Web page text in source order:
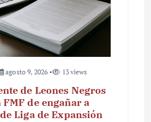
agosto 9, 2026 13 views
de Leones Negros
FMF de engañar a
Liga de Expansión